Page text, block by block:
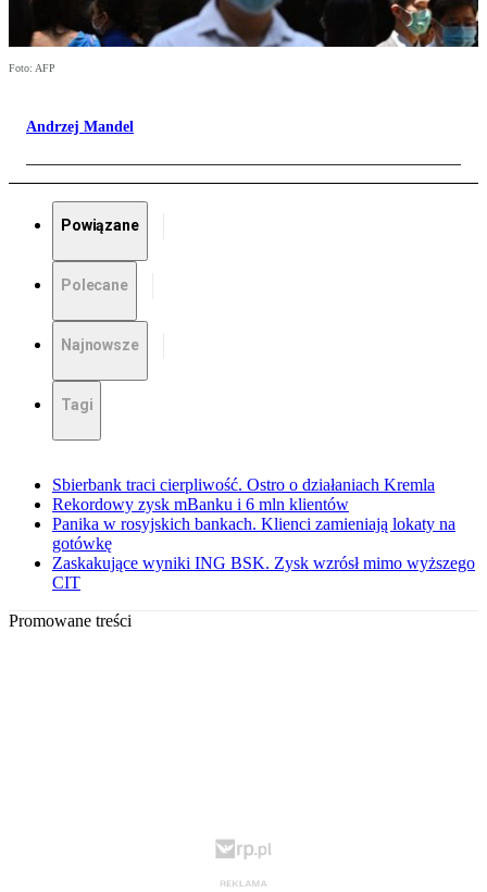
Foto: AFP
Andrzej Mandel
Powiązane
Polecane
Najnowsze
Tagi
Sbierbank traci cierpliwość. Ostro o działaniach Kremla
Rekordowy zysk mBanku i 6 mln klientów
Panika w rosyjskich bankach. Klienci zamieniają lokaty na
gotówkę
Zaskakujące wyniki ING BSK. Zysk wzrósł mimo wyższego
CIT
Promowane treści